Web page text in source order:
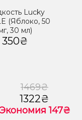
Lucky
(Яблоко, 50
30 мл)
350₴
1469₴
1322₴
Экономия 147₴